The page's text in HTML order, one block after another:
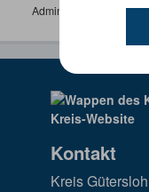
Administrator unter:
Kontakt
Kreis Gütersloh